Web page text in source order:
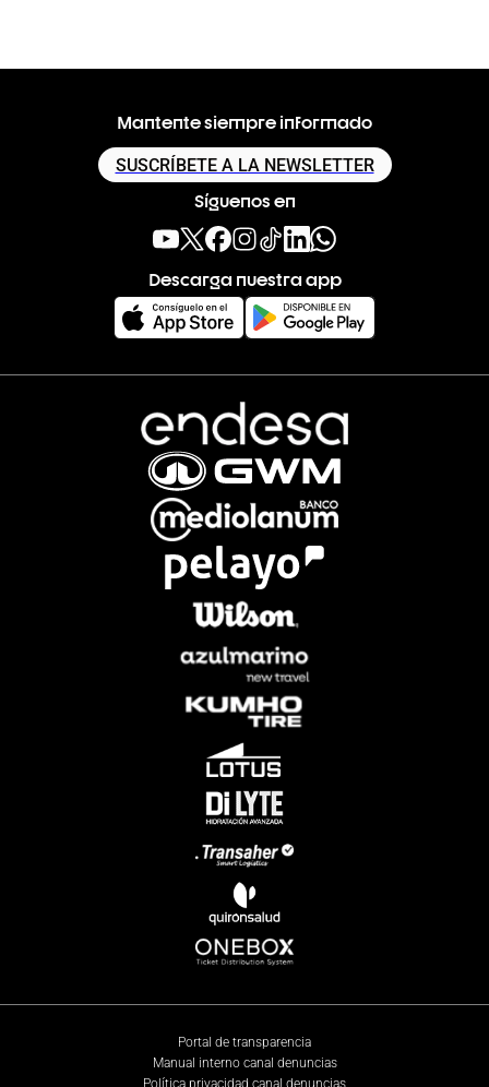
Mantente siempre informado
SUSCRÍBETE A LA NEWSLETTER
Síguenos en
Descarga nuestra app
Portal de transparencia
Manual interno canal denuncias
Política privacidad canal denuncias